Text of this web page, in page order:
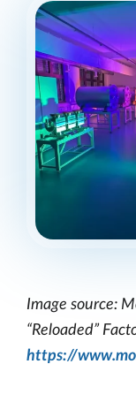
Image source:
“Reloaded”
https://